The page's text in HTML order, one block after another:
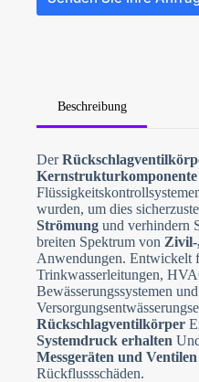
o
c
o
n
t
r
y
e
l
e
c
e
d
Datei-Upload
Datei auswählen
Beschreibung
Der
Kernstrukturkomponente
wurden, um dies
Strömung und verhindern
breiten Spektrum von Zivil-
Anwendungen. Entwickelt
Trinkwasserleitungen,
Bewässerungssystemen und
Rückschlagventilkörper
Systemdruck erhalten
Messgeräten und Ventilen
Rückflussschäden.